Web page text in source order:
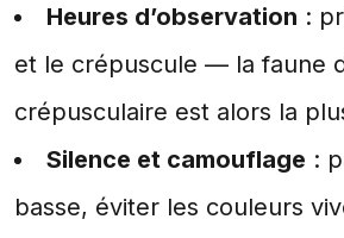
Heures d’observation :
et le crépuscule — la faune
crépusculaire est alors la
Silence et camouflage :
basse, éviter les couleurs